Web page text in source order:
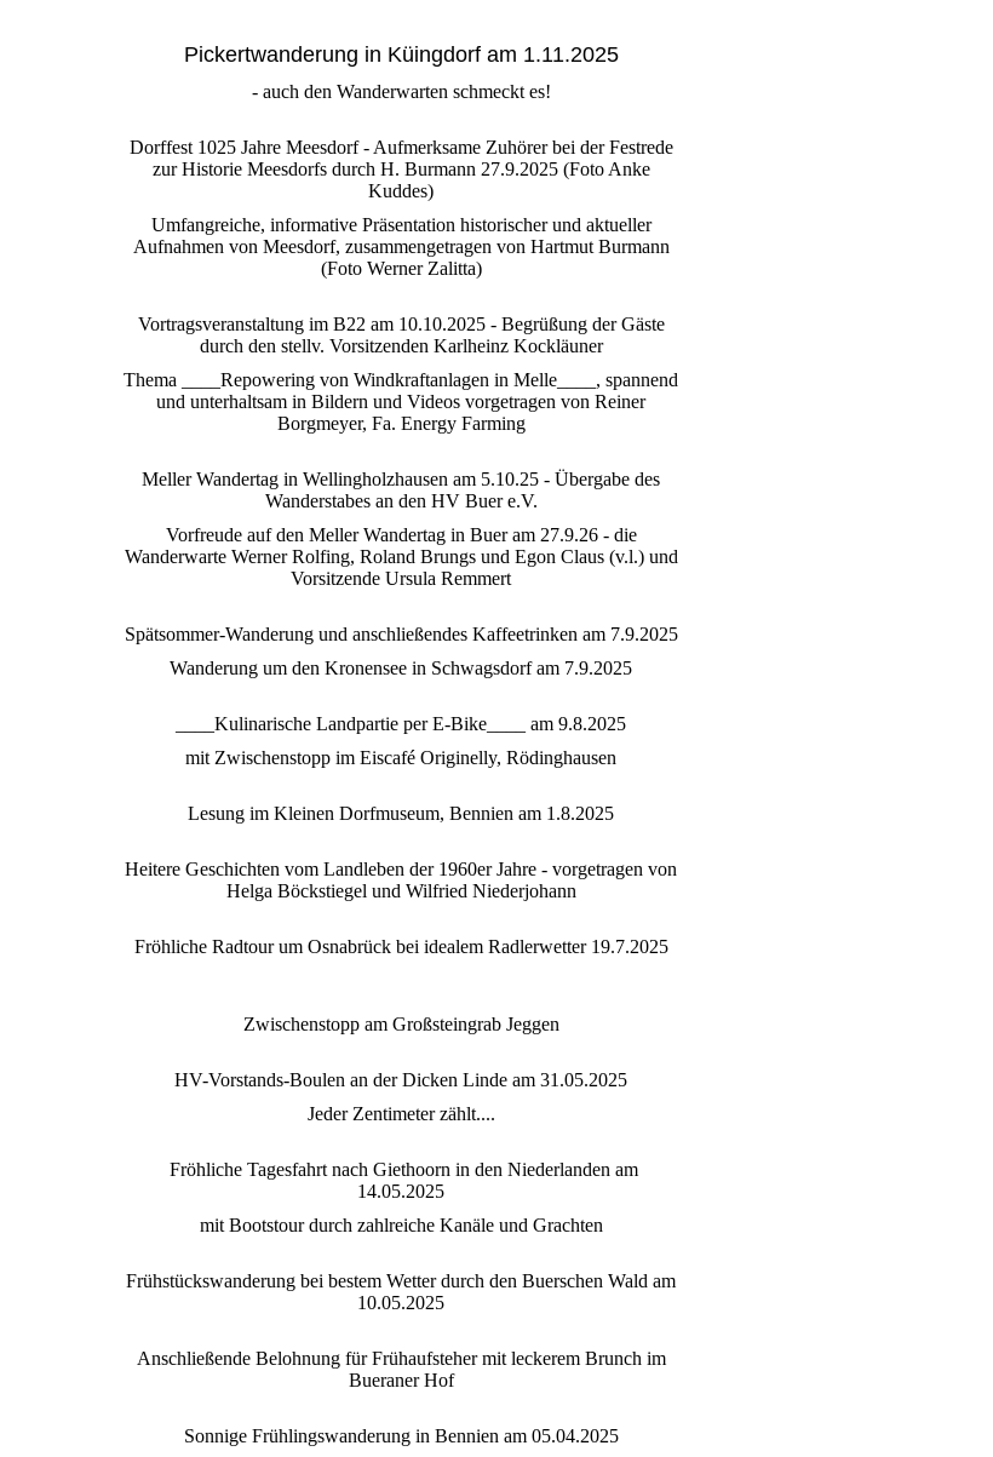
Pickertwanderung in Küingdorf am 1.11.2025
- auch den Wanderwarten schmeckt es!
Dorffest 1025 Jahre Meesdorf - Aufmerksame Zuhörer bei der Festrede
zur Historie Meesdorfs durch H. Burmann 27.9.2025 (Foto Anke
Kuddes)
Umfangreiche, informative Präsentation historischer und aktueller
Aufnahmen von Meesdorf, zusammengetragen von Hartmut Burmann
(Foto Werner Zalitta)
Vortragsveranstaltung im B22 am 10.10.2025 - Begrüßung der Gäste
durch den stellv. Vorsitzenden Karlheinz Kockläuner
Thema ____Repowering von Windkraftanlagen in Melle____, spannend
und unterhaltsam in Bildern und Videos vorgetragen von Reiner
Borgmeyer, Fa. Energy Farming
Meller Wandertag in Wellingholzhausen am 5.10.25 - Übergabe des
Wanderstabes an den HV Buer e.V.
Vorfreude auf den Meller Wandertag in Buer am 27.9.26 - die
Wanderwarte Werner Rolfing, Roland Brungs und Egon Claus (v.l.) und
Vorsitzende Ursula Remmert
Spätsommer-Wanderung und anschließendes Kaffeetrinken am 7.9.2025
Wanderung um den Kronensee in Schwagsdorf am 7.9.2025
____Kulinarische Landpartie per E-Bike____ am 9.8.2025
mit Zwischenstopp im Eiscafé Originelly, Rödinghausen
Lesung im Kleinen Dorfmuseum, Bennien am 1.8.2025
Heitere Geschichten vom Landleben der 1960er Jahre - vorgetragen von
Helga Böckstiegel und Wilfried Niederjohann
Fröhliche Radtour um Osnabrück bei idealem Radlerwetter 19.7.2025
Zwischenstopp am Großsteingrab Jeggen
HV-Vorstands-Boulen an der Dicken Linde am 31.05.2025
Jeder Zentimeter zählt....
Fröhliche Tagesfahrt nach Giethoorn in den Niederlanden am
14.05.2025
mit Bootstour durch zahlreiche Kanäle und Grachten
Frühstückswanderung bei bestem Wetter durch den Buerschen Wald am
10.05.2025
Anschließende Belohnung für Frühaufsteher mit leckerem Brunch im
Bueraner Hof
Sonnige Frühlingswanderung in Bennien am 05.04.2025